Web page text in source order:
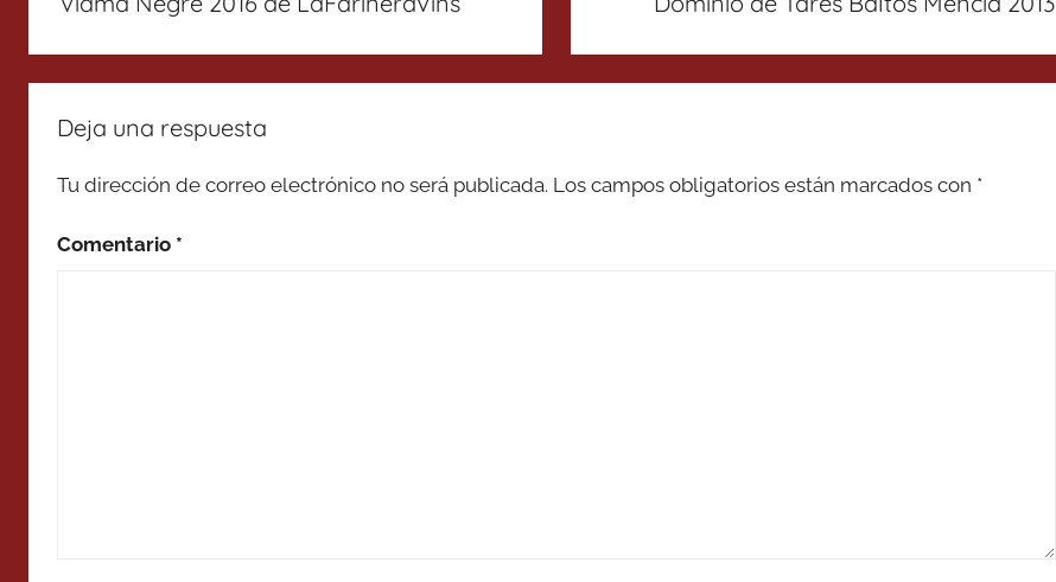
Deja una respuesta
Tu dirección de correo electrónico no será publicada. Los campos obligatorios están marcados con *
Comentario *